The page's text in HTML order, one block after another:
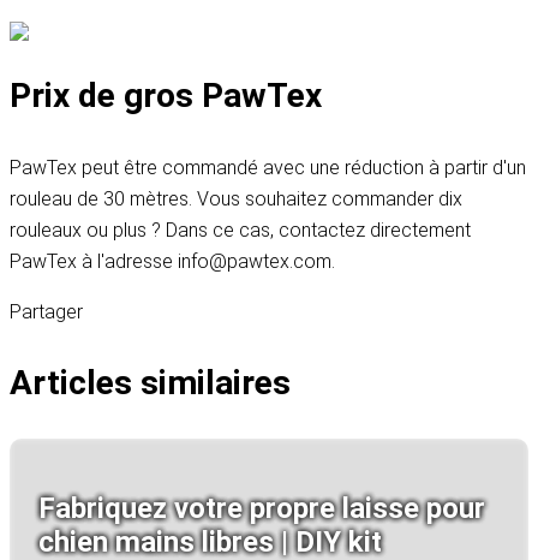
Prix de gros PawTex
PawTex peut être commandé avec une réduction à partir d'un
rouleau de 30 mètres. Vous souhaitez commander dix
rouleaux ou plus ? Dans ce cas, contactez directement
PawTex à l'adresse info@pawtex.com.
Partager
Articles similaires
Fabriquez votre propre laisse pour
chien mains libres | DIY kit